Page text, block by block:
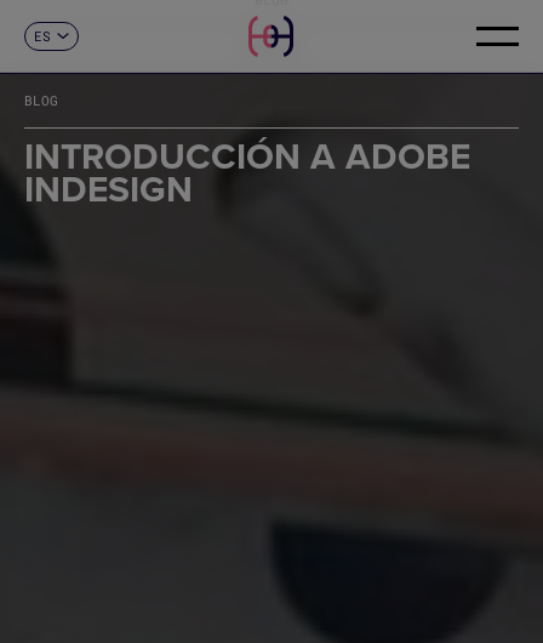
ES
FR
DE
IT
PT
CONTACTO
BLOG
INTRODUCCIÓN A ADOBE
INDESIGN